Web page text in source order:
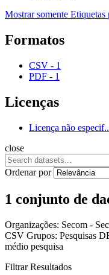
Mostrar somente Etiquetas
Formatos
CSV - 1
PDF - 1
Licenças
Licença não
close
Ordenar por
1 conjunto de
Organizações: Secom -
CSV Grupos: Pesquisas
médio pesquisa
Filtrar Resultados